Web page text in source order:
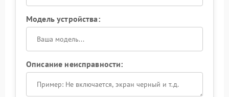
Модель устройства:
Описание неисправности: